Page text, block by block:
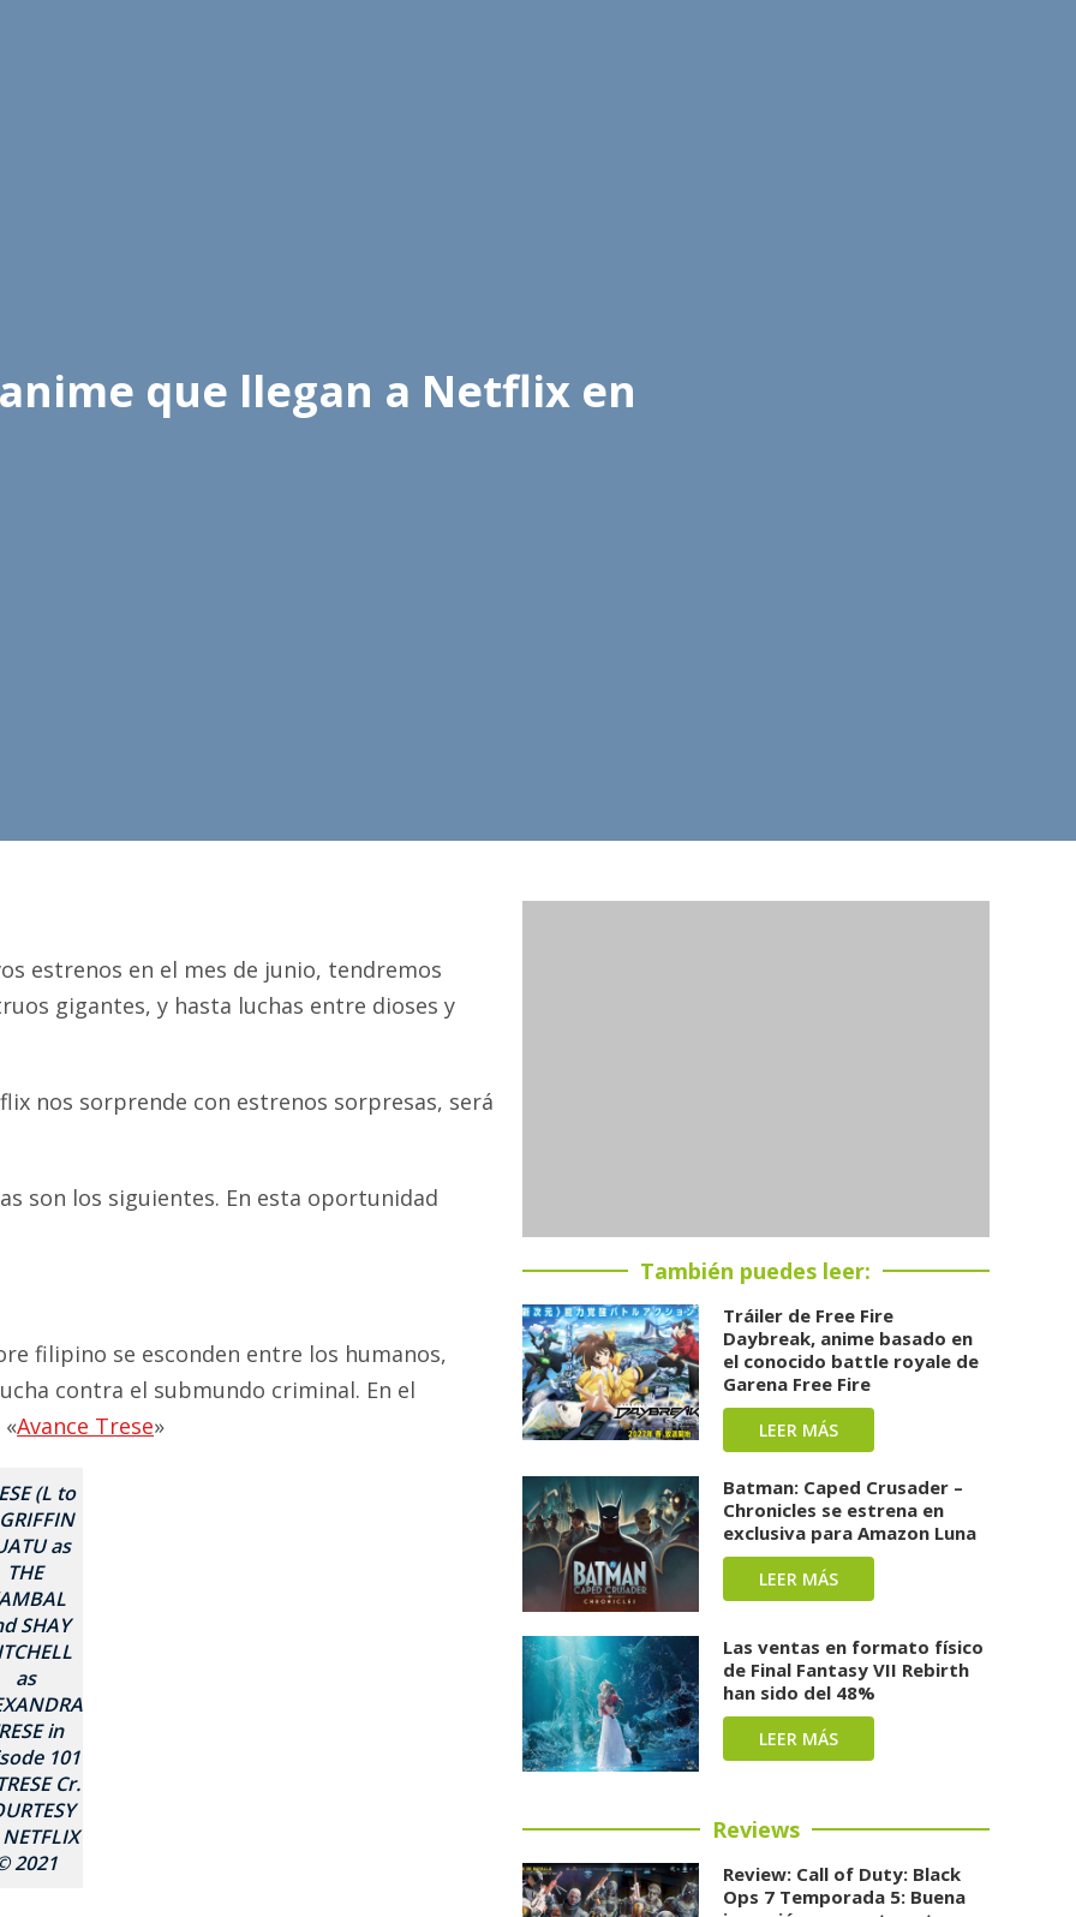
que llegan a Netflix en
estrenos en el mes de junio, tendremos
gigantes, y hasta luchas entre dioses y
nos sorprende con estrenos sorpresas, será
son los siguientes. En esta oportunidad
filipino se esconden entre los humanos,
contra el submundo criminal. En el
Avance Trese»
(L to
as
THE
SHAY
as
in
101
Cr.
2021
También puedes leer:
Tráiler de Free Fire
Daybreak, anime basado en
el conocido battle royale de
Garena Free Fire
LEER MÁS
Batman: Caped Crusader –
Chronicles se estrena en
exclusiva para Amazon Luna
LEER MÁS
Las ventas en formato físico
de Final Fantasy VII Rebirth
han sido del 48%
LEER MÁS
Reviews
Review: Call of Duty: Black
Ops 7 Temporada 5: Buena